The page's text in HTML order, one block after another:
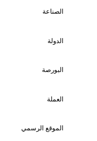
الصناعة
الدولة
البورصة
العملة
الموقع الرسمي